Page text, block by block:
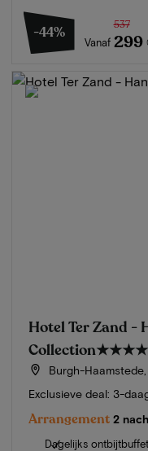
-44%
Vanaf
537
299
Hotel Ter Zand -
Collection★★★★
Burgh-
Exclusieve deal: 3-
Arrangement 2
Dagelijks ontbijtbuffet